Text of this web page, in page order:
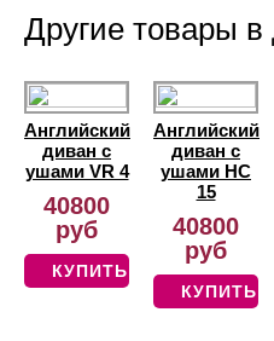
Другие товары в
Английский
диван с
ушами VR 4
40800
руб
КУПИТЬ
Английский
диван с
ушами HC
15
40800
руб
КУПИТЬ